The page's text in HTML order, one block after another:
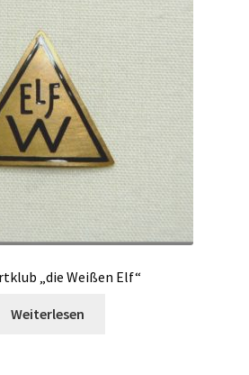
„die Weißen Elf“
Weiterlesen